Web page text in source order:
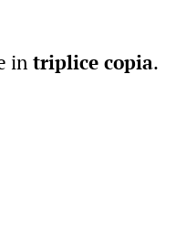
intriplice copia.